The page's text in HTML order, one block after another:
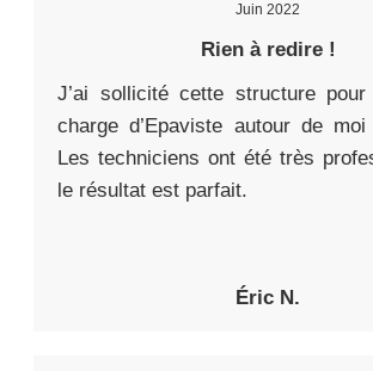
Juin 2022
Rien à redire !
J’ai sollicité cette structure
charge d’Epaviste autour de
Les techniciens ont été très
le résultat est parfait.
Éric N.